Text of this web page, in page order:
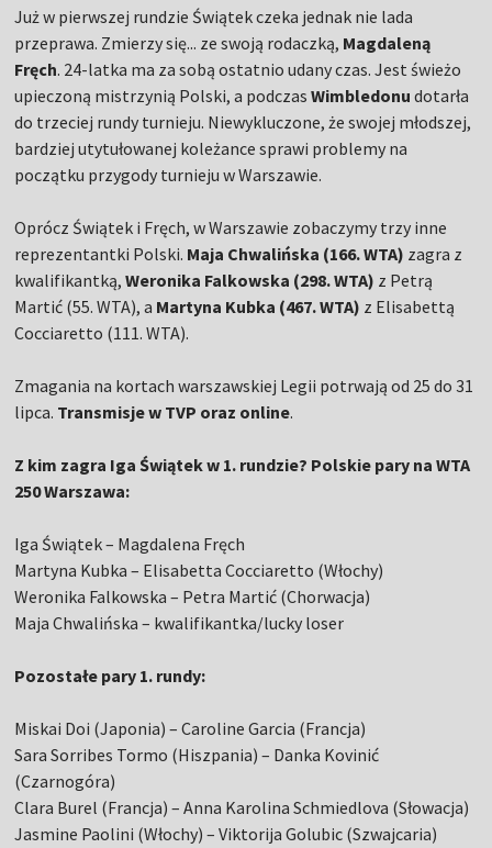
Już w pierwszej rundzie Świątek czeka jednak nie lada
przeprawa. Zmierzy się... ze swoją rodaczką, Magdaleną
Fręch. 24-latka ma za sobą ostatnio udany czas. Jest świeżo
upieczoną mistrzynią Polski, a podczasWimbledonu dotarła
do trzeciej rundy turnieju. Niewykluczone, że swojej młodszej,
bardziej utytułowanej koleżance sprawi problemy na
początku przygody turnieju w Warszawie.
Oprócz Świątek i Fręch, w Warszawie zobaczymy trzy inne
reprezentantki Polski. Maja Chwalińska (166. WTA) zagra z
kwalifikantką,Weronika Falkowska (298. WTA) z Petrą
Martić (55. WTA), a Martyna Kubka (467. WTA) z Elisabettą
Cocciaretto (111. WTA).
Zmagania na kortach warszawskiej Legii potrwają od 25 do 31
lipca. Transmisje w TVP oraz online.
Z kim zagra Iga Świątek w 1. rundzie? Polskie pary na WTA
250 Warszawa:
Iga Świątek – Magdalena Fręch
Martyna Kubka – Elisabetta Cocciaretto (Włochy)
Weronika Falkowska – Petra Martić (Chorwacja)
Maja Chwalińska – kwalifikantka/lucky loser
Pozostałe pary 1. rundy:
Miskai Doi (Japonia) – Caroline Garcia (Francja)
Sara Sorribes Tormo (Hiszpania) – Danka Kovinić
(Czarnogóra)
Clara Burel (Francja) – Anna Karolina Schmiedlova (Słowacja)
Jasmine Paolini (Włochy) – Viktorija Golubic (Szwajcaria)